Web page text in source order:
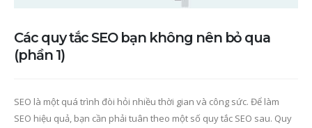
Các quy tắc SEO bạn không nên bỏ qua
(phần 1)
SEO là một quá trình đòi hỏi nhiều thời gian và công sức. Để làm
SEO hiệu quả, bạn cần phải tuân theo một số quy tắc SEO sau. Quy